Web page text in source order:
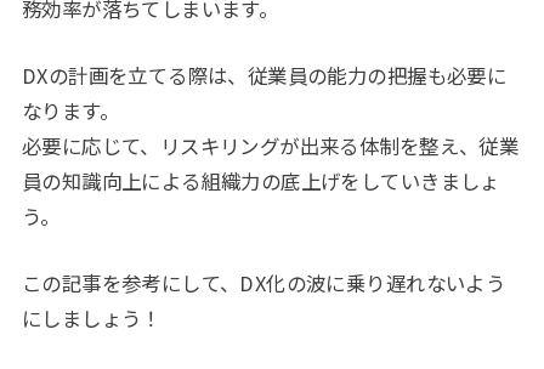
務効率が落ちてしまいます。
DXの計画を立てる際は、従業員の能力の把握も必要に
なります。
必要に応じて、リスキリングが出来る体制を整え、従業
員の知識向上による組織力の底上げをしていきましょ
う。
この記事を参考にして、DX化の波に乗り遅れないよう
にしましょう！